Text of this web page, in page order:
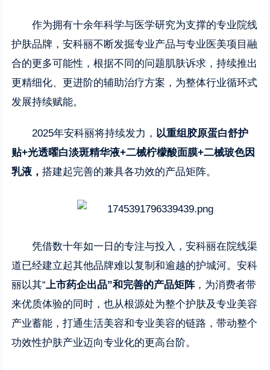
作为拥有十余年科学与医学研究为支撑的专业院线
护肤品牌，安科丽不断发掘专业产品与专业医美项目融
合的更多可能性，根据不同的问题肌肤诉求，持续推出
更精细化、更进阶的辅助治疗方案，为整体行业循环式
发展持续赋能。
2025年安科丽将持续发力， 以重组胶原蛋白舒护
贴+光透曜白淡斑精华液+二械柠檬酸面膜+二械玻色因
乳液，搭建起完善的兼具各功效的产品矩阵。
凭借数十年如一日的专注与投入，安科丽在院线渠
道已经建立起其他品牌难以复制和逾越的护城河。安科
丽以其“上市药企出品”和完善的产品矩阵，为消费者带
来优质体验的同时，也从根源处为整个护肤及专业美容
产业蓄能，打通生活美容和专业美容的链路，带动整个
功效性护肤产业迈向专业化的更高台阶。